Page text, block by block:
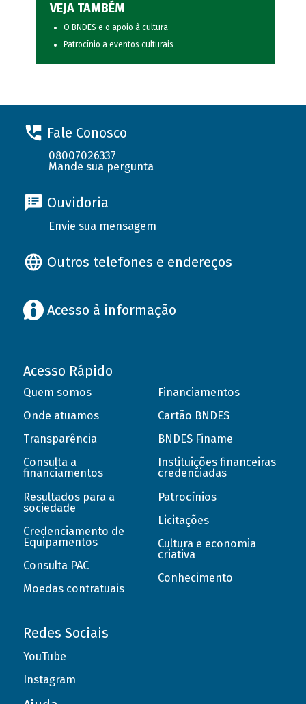
VEJA TAMBÉM
O BNDES e o apoio à cultura
Patrocínio a eventos culturais
Fale Conosco
08007026337
Mande sua pergunta
Ouvidoria
Envie sua mensagem
Outros telefones e endereços
Acesso à informação
Acesso Rápido
Quem somos
Onde atuamos
Transparência
Consulta a
financiamentos
Resultados para a
sociedade
Credenciamento de
Equipamentos
Consulta PAC
Moedas contratuais
Financiamentos
Cartão BNDES
BNDES Finame
Instituições financeiras
credenciadas
Patrocínios
Licitações
Cultura e economia
criativa
Conhecimento
Redes Sociais
YouTube
Instagram